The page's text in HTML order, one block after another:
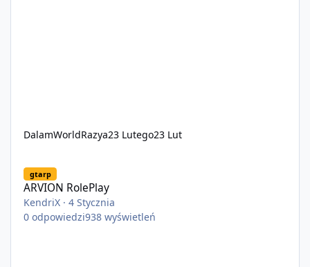
DalamWorldRazya23 Lutego23 Lut
gtarp
ARVION RolePlay
KendriX ·4 Stycznia
0 odpowiedzi938 wyświetleń